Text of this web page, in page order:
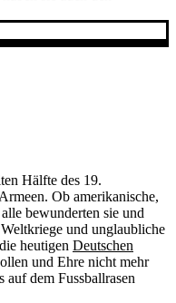
Hälfte des 19.
Ob amerikanische,
bewunderten sie und
und unglaubliche
heutigen Deutschen
und Ehre nicht mehr
auf dem Fussballrasen